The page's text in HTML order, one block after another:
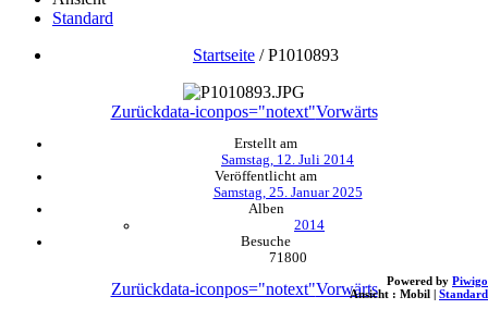
Standard
Startseite /P1010893
Zurückdata-iconpos="notext"Vorwärts
Erstellt am
Samstag, 12. Juli 2014
Veröffentlicht am
Samstag, 25. Januar 2025
Alben
2014
Besuche
71800
Zurückdata-iconpos="notext"Vorwärts Powered by Piwigo
Ansicht : Mobil | Standard